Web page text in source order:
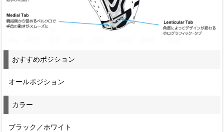
おすすめポジション
オールポジション
カラー
ブラック／ホワイト